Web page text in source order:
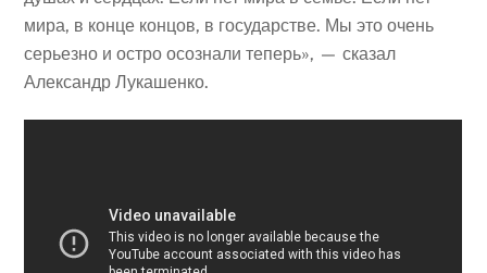
мира, в конце концов, в государстве. Мы это очень
серьезно и остро осознали теперь», — сказал
Александр Лукашенко.